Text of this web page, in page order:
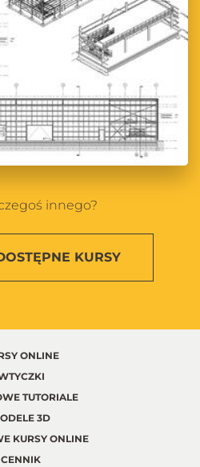
innego?
KURSY
ONLINE
TUTORIALE
3D
KURSY ONLINE
CENNIK